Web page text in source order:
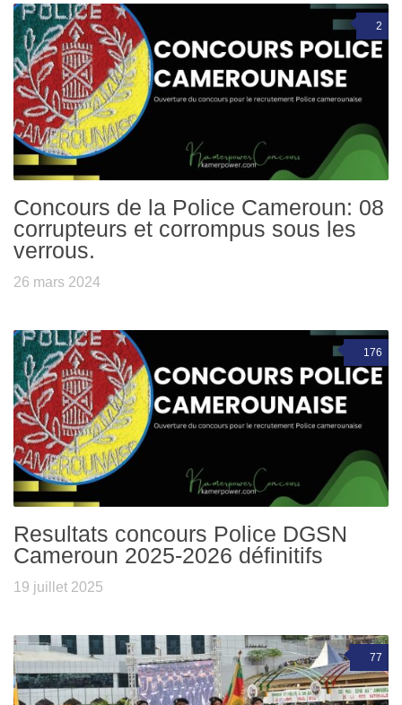
2
Concours de la Police Cameroun: 08
corrupteurs et corrompus sous les
verrous.
26 mars 2024
176
Resultats concours Police DGSN
Cameroun 2025-2026 définitifs
19 juillet 2025
77